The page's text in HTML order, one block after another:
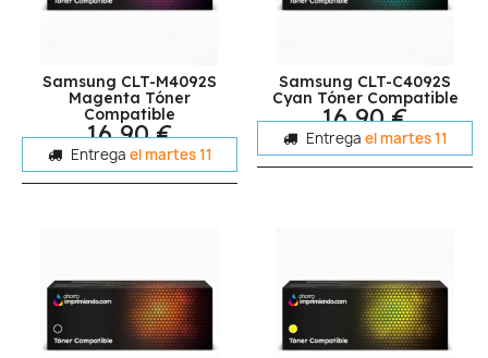
Samsung CLT-M4092S
Magenta Tóner
Compatible
16,90 €
Entrega el martes 11
Samsung CLT-C4092S
Cyan Tóner Compatible
16,90 €
Entrega el martes 11